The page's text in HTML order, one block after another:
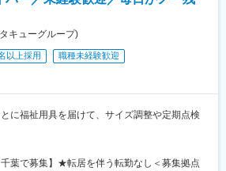
定める業務
、ファインケミカル事業（医薬品原料の販売
事業（機能性食品、輸入化粧品、食品原料、機
品原料、医療機器の販売及びOEM受託製造
開しております。
キューグループ)
以上採用
職種未経験歓迎
に福祉用具を届けて、サイズ調整や定期点検
千葉で募集】★転居を伴う転勤なし＜募集拠点